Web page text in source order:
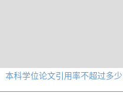
本科学位论文引用率不超过多